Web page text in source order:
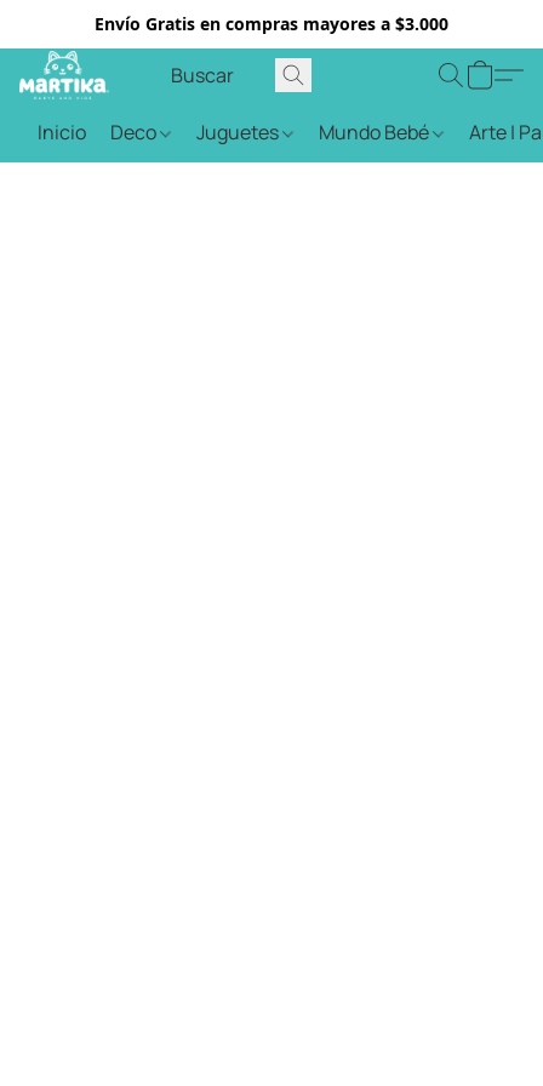
Envío Gratis en compras mayores a $3.000
Inicio Deco Juguetes Mundo Bebé Arte |